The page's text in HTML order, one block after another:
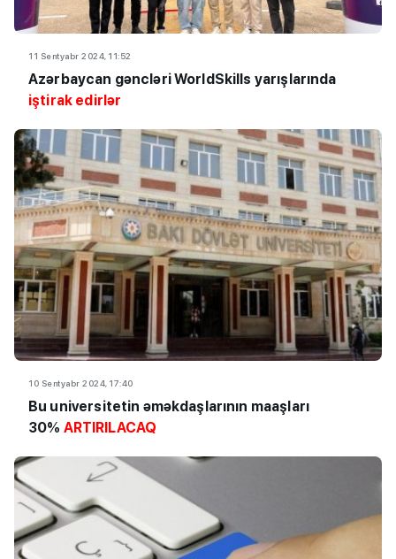
11 Sentyabr 2024, 11:52
Azərbaycan gəncləri WorldSkills yarışlarında
iştirak edirlər
10 Sentyabr 2024, 17:40
Bu universitetin əməkdaşlarının maaşları
30% ARTIRILACAQ